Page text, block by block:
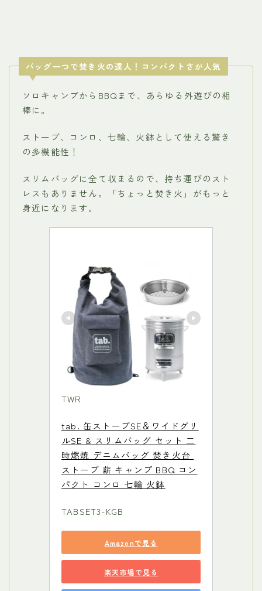
バッグ一つで焚き火の達人！コンパクトさが人気
ソロキャンプからBBQまで、あらゆる外遊びの相
棒に。
ストーブ、コンロ、七輪、火鉢として使える驚き
の多機能性！
スリムバッグに全て収まるので、持ち運びのスト
レスもありません。「ちょっと焚き火」がもっと
身近になります。
TWR
tab. 缶ストーブSE＆ワイドグリ
ルSE & スリムバッグ セット 二
時燃焼 デニムバッグ 焚き火台
ストーブ 薪 キャンプ BBQ コン
パクト コンロ 七輪 火鉢
TABSET3-KGB
Amazonで見る
楽天市場で見る